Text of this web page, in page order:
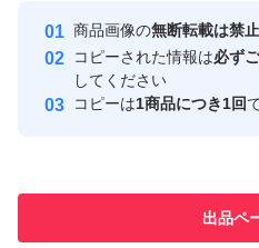
安心取引出品者
取引実績
商品画像の無断転載は禁止
コピーされた情報は必ず
してください
コピーは1商品につき1回
出品ペ